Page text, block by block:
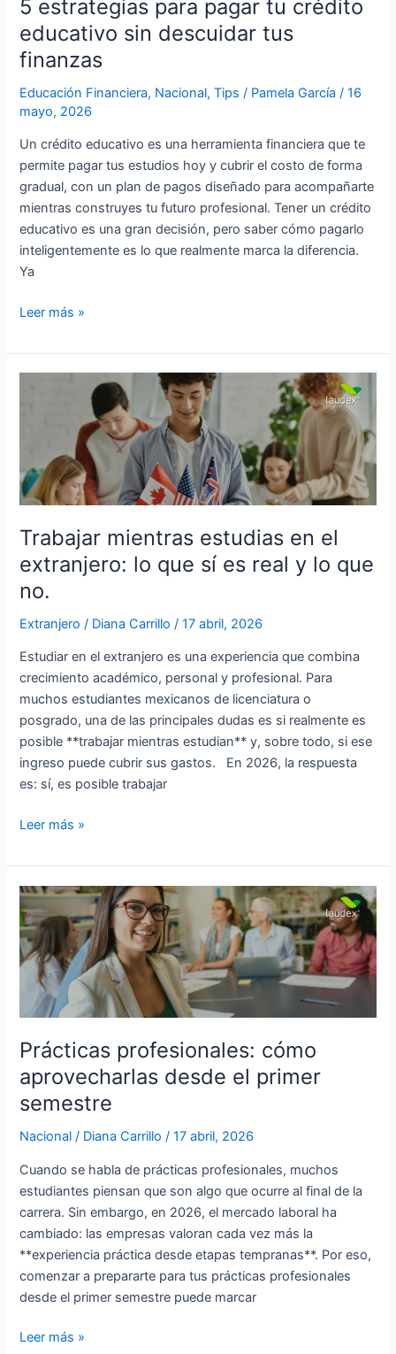
5 estrategias para pagar tu crédito
educativo sin descuidar tus
finanzas
Educación Financiera, Nacional,Tips / Pamela García/16
mayo, 2026
Un crédito educativo es una herramienta financiera que te
permite pagar tus estudios hoy y cubrir el costo de forma
gradual, con un plan de pagos diseñado para acompañarte
mientras construyes tu futuro profesional. Tener un crédito
educativo es una gran decisión, pero saber cómo pagarlo
inteligentemente es lo que realmente marca la diferencia.
Ya
descuidar
tus
finanzas
Leer más »
Trabajar mientras estudias en el
extranjero: lo que sí es real y lo que
no.
Extranjero / Diana Carrillo/17 abril, 2026
Estudiar en el extranjero es una experiencia que combina
crecimiento académico, personal y profesional. Para
muchos estudiantes mexicanos de licenciatura o
posgrado, una de las principales dudas es si realmente es
posible **trabajar mientras estudian** y, sobre todo, si ese
ingreso puede cubrir sus gastos. En 2026, la respuesta
es: sí, es posible trabajar
el
extranjero:
lo
que
es
real
y
que
no.
Leer más »
Prácticas profesionales: cómo
aprovecharlas desde el primer
semestre
Nacional / Diana Carrillo/17 abril, 2026
Cuando se habla de prácticas profesionales, muchos
estudiantes piensan que son algo que ocurre al final de la
carrera. Sin embargo, en 2026, el mercado laboral ha
cambiado: las empresas valoran cada vez más la
**experiencia práctica desde etapas tempranas**. Por eso,
comenzar a prepararte para tus prácticas profesionales
desde el primer semestre puede marcar
Prácticas
profesionales:
cómo
aprovecharlas
desde
primer
semestre
Leer más »